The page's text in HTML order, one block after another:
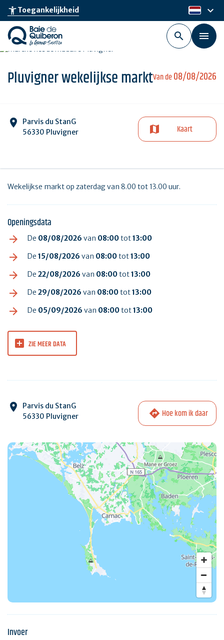
Skip
main
content
accessibility_newToegankelijkheid nl
keyboard_arrow_down
Van de08/08/2026
Pluvigner wekelijkse markt
Parvis du StanG
56330 Pluvigner
Kaart
Wekelijkse markt op zaterdag van 8.00 tot 13.00 uur.
Openingsdata
De 08/08/2026 van 08:00tot13:00
De 15/08/2026 van 08:00tot13:00
De 22/08/2026 van 08:00tot13:00
De 29/08/2026 van 08:00tot13:00
De 05/09/2026 van 08:00tot13:00
ZIE MEER DATA
Parvis du StanG
56330 Pluvigner
Hoe kom ik daar
Invoer